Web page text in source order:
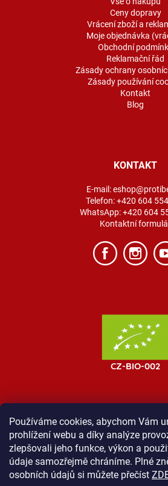
Používáme cookies, abychom Vám
prohlížení webu a díky analýze
zlepšovali jeho funkce, výkon a
údaje samozřejmě chráníme. Plné
osobních údajů si můžete přečíst
Ceny dopravy
Vrácení zboží a
Moje objednávka
Obchodní
Reklamační řád
Zásady ochrany
Zásady používání
Kontakt
Blog
KONTAKT
E-mail:
Telefon:+420 604
WhatsApp:+420 604
Kontaktní
MOST ProTibet Vše o nákupu
Zásady ochrany osobních